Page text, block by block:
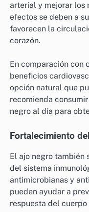
arterial y mejorar los
efectos se deben a
favorecen la
corazón.
En comparación con
beneficios
opción natural que
recomienda
negro al día para
Fortalecimiento
El ajo negro también
del sistema
antimicrobianas y
pueden ayudar a
respuesta del